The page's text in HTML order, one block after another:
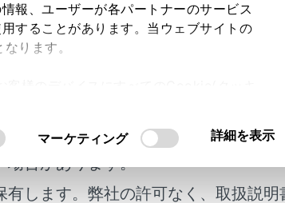
報、ユーザーが各パートナーのサービス
することがあります。当ウェブサイトの
ります。
マーケティング 詳細を表示
等が掲載されているわけではありま
場合があります。
します。弊社の許可なく、取扱説明